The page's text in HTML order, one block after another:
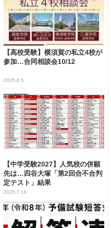
【高校受験】横須賀の私立4校が
参加…合同相談会10/12
2026.8.5
【中学受験2027】人気校の併願
先は…四谷大塚「第2回合不合判
定テスト」結果
2026.7.16